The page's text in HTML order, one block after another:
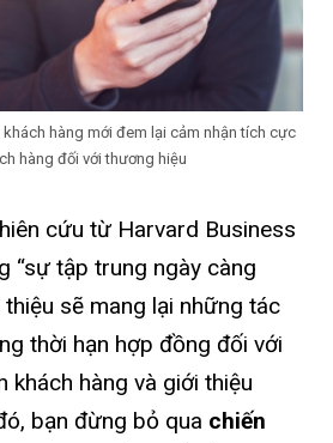
hàng mới đem lại cảm nhận tích cực
hàng đối với thương hiệu
cứu từ Harvard Business
“sự tập trung ngày càng
sẽ mang lại những tác
thời hạn hợp đồng đối với
khách hàng và giới thiệu
bạn đừng bỏ qua chiến